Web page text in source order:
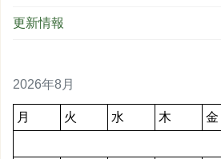
更新情報
2026年8月
月 火 水 木 金